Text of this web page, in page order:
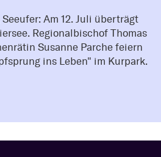
Am 12. Juli überträgt
Regionalbischof Thomas
Susanne Parche feiern
ins Leben" im Kurpark.